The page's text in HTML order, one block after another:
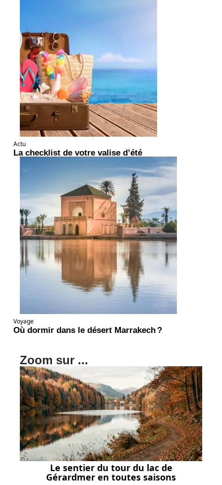
Actu
La checklist de votre valise d’été
Voyage
Où dormir dans le désert Marrakech ?
Zoom sur ...
Le sentier du tour du lac de
Gérardmer en toutes saisons